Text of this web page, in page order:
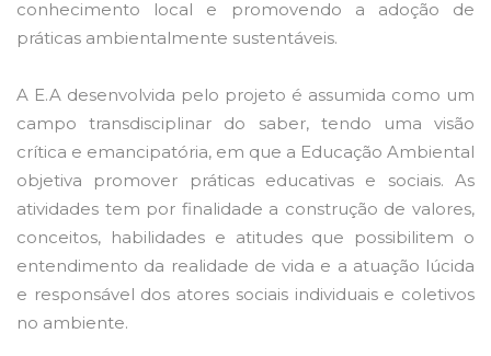
conhecimento local e promovendo a adoção de
práticas ambientalmente sustentáveis.
A E.A desenvolvida pelo projeto é assumida como um
campo transdisciplinar do saber, tendo uma visão
crítica e emancipatória, em que a Educação Ambiental
objetiva promover práticas educativas e sociais. As
atividades tem por finalidade a construção de valores,
conceitos, habilidades e atitudes que possibilitem o
entendimento da realidade de vida e a atuação lúcida
e responsável dos atores sociais individuais e coletivos
no ambiente.